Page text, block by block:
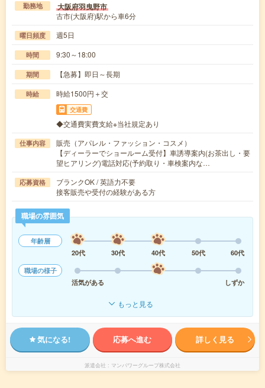
勤務地 大阪府羽曳野市
古市(大阪府)駅から車6分
曜日頻度 週5日
時間 9:30～18:00
期間 【急募】即日～長期
時給 時給1500円＋交
交通費
◆交通費実費支給※当社規定あり
仕事内容
販売（アパレル・ファッション・コスメ）
【ディーラーでショールーム受付】車誘導案内(お茶出し・要
望ヒアリング)電話対応(予約取り・車検案内な…
応募資格
ブランクOK / 英語力不要
接客販売や受付の経験がある方
職場の雰囲気
年齢層
20代
30代 40代 50代
60代
職場の様子
活気がある
しずか
もっと見る
気になる! 応募へ進む 詳しく見る
派遣会社 マンパワーグループ株式会社